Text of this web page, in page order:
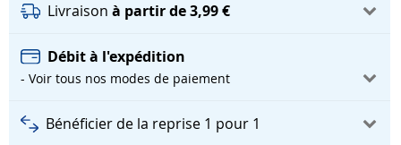
Livraison à partir de 3,99 €
Débit à l'expédition
- Voir tous nos modes de paiement
Bénéficier de la reprise 1 pour 1